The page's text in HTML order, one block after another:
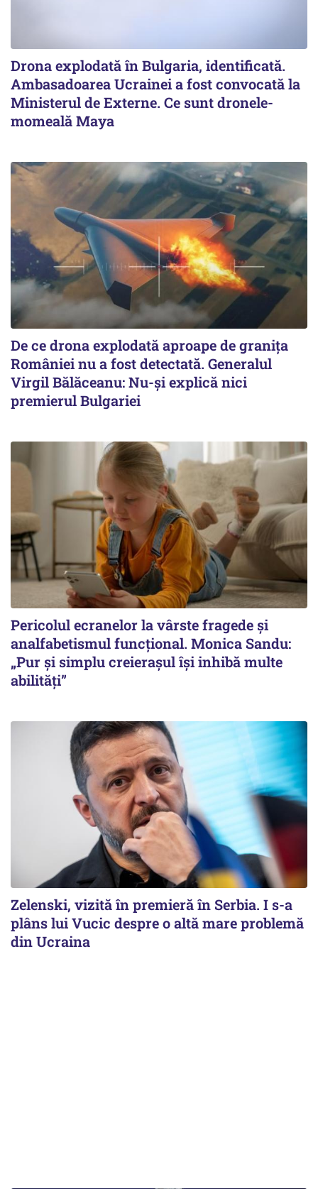
Drona explodată în Bulgaria, identificată.
Ambasadoarea Ucrainei a fost convocată la
Ministerul de Externe. Ce sunt dronele-
momeală Maya
De ce drona explodată aproape de granița
României nu a fost detectată. Generalul
Virgil Bălăceanu: Nu-și explică nici
premierul Bulgariei
Pericolul ecranelor la vârste fragede și
analfabetismul funcțional. Monica Sandu:
„Pur și simplu creierașul își inhibă multe
abilități”
Zelenski, vizită în premieră în Serbia. I s-a
plâns lui Vucic despre o altă mare problemă
din Ucraina